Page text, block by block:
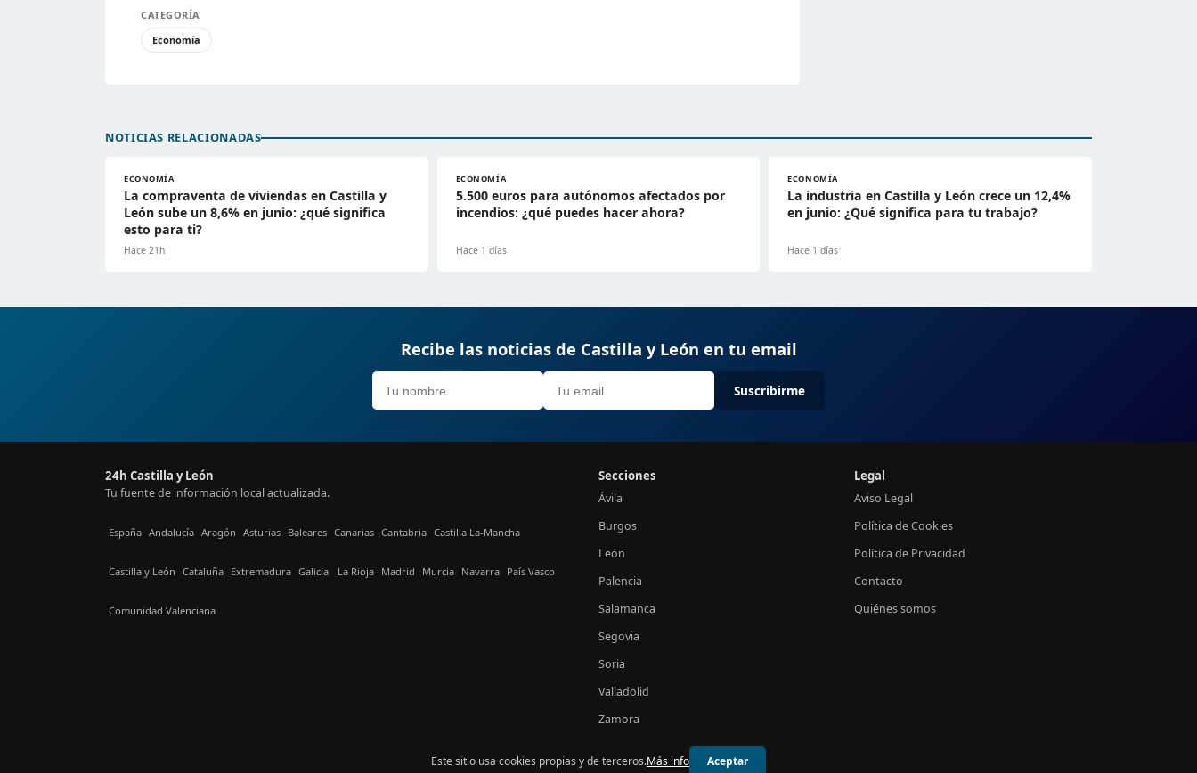
CATEGORÍA
Economía
NOTICIAS RELACIONADAS
ECONOMÍA
La compraventa de viviendas en Castilla y
León sube un 8,6% en junio: ¿qué significa
esto para ti?
Hace 21h
ECONOMÍA
5.500 euros para autónomos afectados por
incendios: ¿qué puedes hacer ahora?
Hace 1 días
ECONOMÍA
La industria en Castilla y León crece un 12,4%
en junio: ¿Qué significa para tu trabajo?
Hace 1 días
Recibe las noticias de Castilla y León en tu email
Suscribirme
24h Castilla y León
Tu fuente de información local actualizada.
España Andalucía Aragón Asturias Baleares Canarias Cantabria Castilla La-Mancha
Castilla y León Cataluña Extremadura Galicia La Rioja Madrid Murcia Navarra País Vasco
Comunidad Valenciana
Secciones
Ávila
Burgos
León
Palencia
Salamanca
Segovia
Soria
Valladolid
Zamora
Legal
Aviso Legal
Política de Cookies
Política de Privacidad
Contacto
Quiénes somos
© 2026 24h Castilla y León
Este sitio usa cookies propias y de terceros.Más info Aceptar